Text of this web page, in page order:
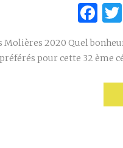
Molières 2020 Quel
pour cette 32 ème